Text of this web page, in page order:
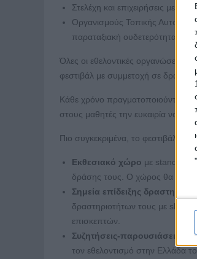
Στελέχη και επιχειρήσεις με
Οργανισμούς Τοπικής
παραταξιακή ουδετερότητα)
Όλες οι εθελοντικές οργανώσεις,
φεστιβάλ με συμμετοχή σε
Κάθε χρόνο πραγματοποιούνται
στους μαθητές την ευκαιρία να
Πιο συγκεκριμένα, το φεστιβάλ
Εκθεσιακό χώρο με stand για
δράσης τους. Ο χώρος θα είναι
Σημεία επίδειξης
δραστηριοτήτων τους με
επισκεπτών.
Συζητήσεις-παρουσιάσεις
με
τον εθελοντισμό στην Ελλάδα